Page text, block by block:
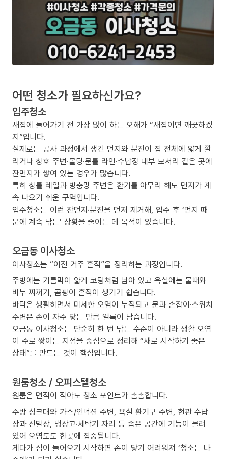
어떤 청소가 필요하신가요?
입주청소
새집에 들어가기 전 가장 많이 하는 오해가 “새집이면 깨끗하겠
지”입니다.
실제로는 공사 과정에서 생긴 먼지와 분진이 집 전체에 얇게 깔
리거나 창호 주변·몰딩·문틀 라인·수납장 내부 모서리 같은 곳에
잔먼지가 쌓여 있는 경우가 많습니다.
특히 창틀 레일과 방충망 주변은 환기를 아무리 해도 먼지가 계
속 나오기 쉬운 구역입니다.
입주청소는 이런 잔먼지·분진을 먼저 제거해, 입주 후 ‘먼지 때
문에 계속 닦는’ 상황을 줄이는 데 목적이 있습니다.
오금동 이사청소
이사청소는 “이전 거주 흔적”을 정리하는 과정입니다.
주방에는 기름막이 얇게 코팅처럼 남아 있고 욕실에는 물때와
비누 찌꺼기, 곰팡이 흔적이 생기기 쉽습니다.
바닥은 생활하면서 미세한 오염이 누적되고 문과 손잡이·스위치
주변은 손이 자주 닿는 만큼 얼룩이 남습니다.
오금동 이사청소는 단순히 한 번 닦는 수준이 아니라 생활 오염
이 주로 쌓이는 지점을 중심으로 정리해 “새로 시작하기 좋은
상태”를 만드는 것이 핵심입니다.
원룸청소 / 오피스텔청소
원룸은 면적이 작아도 청소 포인트가 촘촘합니다.
주방 싱크대와 가스/인덕션 주변, 욕실 환기구 주변, 현관 수납
장과 신발장, 냉장고·세탁기 자리 등 좁은 공간에 기능이 몰려
있어 오염도도 한곳에 집중됩니다.
게다가 짐이 들어오기 시작하면 손이 닿기 어려워져 ‘청소는 나